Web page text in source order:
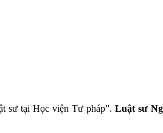
sư tại Học viện Tư pháp”.Luật sư